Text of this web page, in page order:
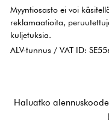
Myyntiosasto ei voi
reklamaatioita,
kuljetuksia.
ALV-tunnus / VAT ID:
Haluatko